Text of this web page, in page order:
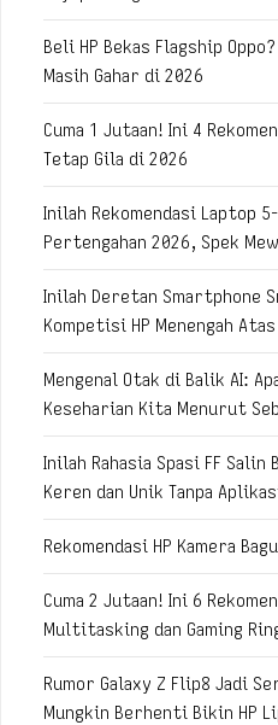
Beli HP Bekas Flagship
Masih Gahar di 2026
Cuma 1 Jutaan! Ini 4
Tetap Gila di 2026
Inilah Rekomendasi Laptop
Pertengahan 2026, Spek
Inilah Deretan Smartphone
Kompetisi HP Menengah
Mengenal Otak di Balik AI:
Keseharian Kita Menurut
Inilah Rahasia Spasi FF Salin
Keren dan Unik Tanpa
Rekomendasi HP Kamera
Cuma 2 Jutaan! Ini 6
Multitasking dan Gaming
Rumor Galaxy Z Flip8 Jadi
Mungkin Berhenti Bikin HP